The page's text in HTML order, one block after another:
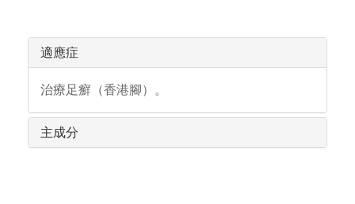
適應症
治療足癬（香港腳）。
主成分